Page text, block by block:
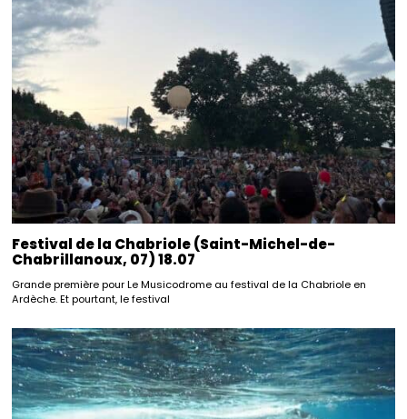
Festival de la Chabriole (Saint-Michel-de-
Chabrillanoux, 07) 18.07
Grande première pour Le Musicodrome au festival de la Chabriole en
Ardèche. Et pourtant, le festival